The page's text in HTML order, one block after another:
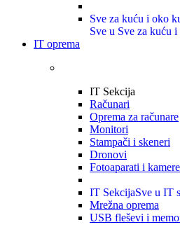
Sve za kuću i oko
Sve u Sve za kuću
IT oprema
IT Sekcija
Računari
Oprema za računare
Monitori
Stampači i skeneri
Dronovi
Fotoaparati i kamere
IT SekcijaSve u IT
Mrežna oprema
USB fleševi i